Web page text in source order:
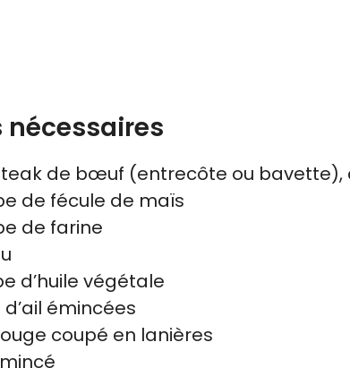
de bœuf (entrecôte ou bavette),
de fécule de maïs
de farine
d’huile végétale
émincées
coupé en lanières